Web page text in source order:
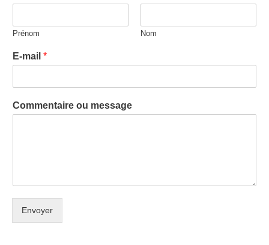
Prénom Nom
E-mail *
Commentaire ou message
Envoyer